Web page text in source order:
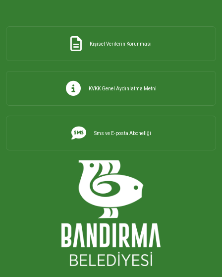
Kişisel Verilerin Korunması
KVKK Genel Aydınlatma Metni
Sms ve E-posta Aboneliği